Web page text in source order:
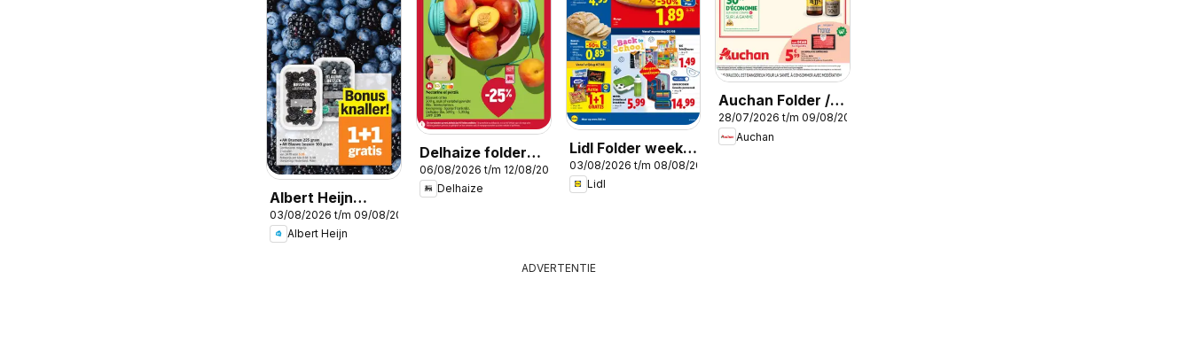
Albert Heijn
Folder week / de
la semaine 32
03/08/2026 t/m 09/08/2026
Albert Heijn
Delhaize folder
week 32
06/08/2026 t/m 12/08/2026
Delhaize
Lidl Folder week
32
03/08/2026 t/m 08/08/2026
Lidl
Auchan Folder /
Publicité
28/07/2026 t/m 09/08/2026
Auchan
ADVERTENTIE